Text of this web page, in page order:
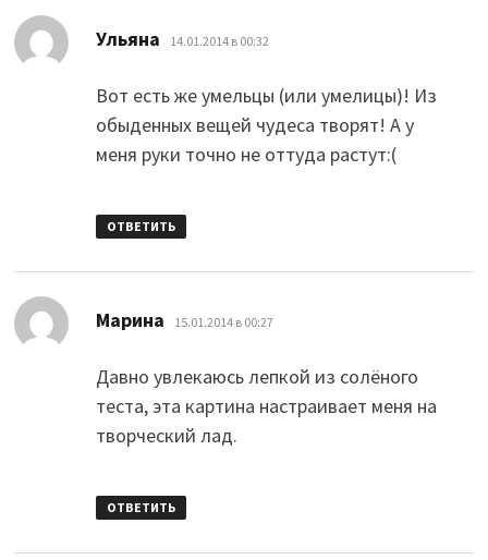
Ульяна 14.01.2014 в 00:32
Вот есть же умельцы (или умелицы)! Из
обыденных вещей чудеса творят! А у
меня руки точно не оттуда растут:(
ОТВЕТИТЬ
Марина 15.01.2014 в 00:27
Давно увлекаюсь лепкой из солёного
теста, эта картина настраивает меня на
творческий лад.
ОТВЕТИТЬ